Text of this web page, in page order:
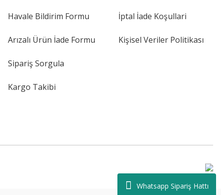
Whatsapp Sipariş Hattı
Havale Bildirim Formu
Arızalı Ürün İade Formu
Sipariş Sorgula
Kargo Takibi
İptal İade Koşullari
Kişisel Veriler Politikası